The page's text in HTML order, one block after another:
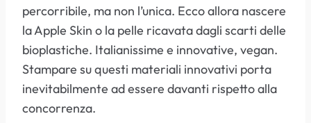
percorribile, ma non l’unica. Ecco allora nascere
la Apple Skin o la pelle ricavata dagli scarti delle
bioplastiche. Italianissime e innovative, vegan.
Stampare su questi materiali innovativi porta
inevitabilmente ad essere davanti rispetto alla
concorrenza.